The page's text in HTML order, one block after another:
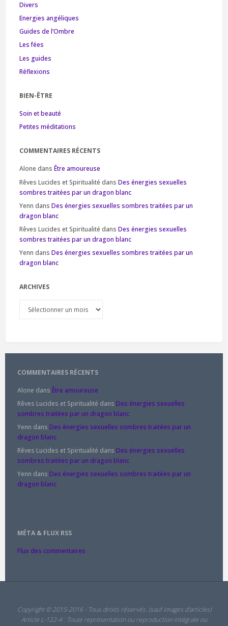
Divers
Energies angéliques
Guides de l’Ombre
Les fées
Les guides
Réflexions
BIEN-ÊTRE
Soin et beauté
Petites méditations
COMMENTAIRES RÉCENTS
Alone dans Être amoureuse
Rêves Lucides et Spiritualité dans Des énergies sexuelles
sombres traitées par un dragon blanc
Yenn dans Des énergies sexuelles sombres traitées par un
dragon blanc
Rêves Lucides et Spiritualité dans Des énergies sexuelles
sombres traitées par un dragon blanc
Yenn dans Des énergies sexuelles sombres traitées par un
dragon blanc
ARCHIVES
COMMENTAIRES RÉCENTS
Alone dans Être amoureuse
Rêves Lucides et Spiritualité dans Des énergies sexuelles
sombres traitées par un dragon blanc
Yenn dans Des énergies sexuelles sombres traitées par un
dragon blanc
Rêves Lucides et Spiritualité dans Des énergies sexuelles
sombres traitées par un dragon blanc
Yenn dans Des énergies sexuelles sombres traitées par un
dragon blanc
MÉTA & FLUX RSS
Flux des commentaires
Copyright © 2015-2016 - Tous droits réservés. (sauf images d'articles)
Article L-122-4 : Toute représentation ou reproduction intégrale ou